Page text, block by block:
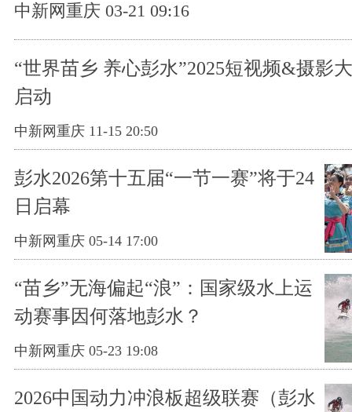
中新网重庆 03-21 09:16
“世界苗乡 养心彭水”2025短视频&摄影
启动
中新网重庆 11-15 20:50
彭水2026第十五届“一节一赛”将于24
日启幕
中新网重庆 05-14 17:00
“苗乡”无海偏起“浪”：国家级水上运
动赛事因何落地彭水？
中新网重庆 05-23 19:08
2026中国动力冲浪板超级联赛（彭水